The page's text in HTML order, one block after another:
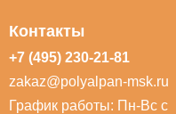
Контакты
+7 (495) 230-21-81
zakaz@polyalpan-msk.ru
График работы: Пн-Вс с